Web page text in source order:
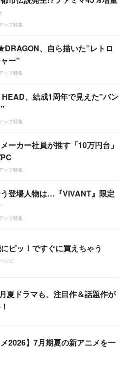
ップ特集
、自ら描いた”レトロ
ー”
ップ特集
、結成1周年で見えた”バン
ップ特集
メーカー社員が推す「10万円台」
ップ特集
登場人物は…『VIVANT』限定
ップ特集
ピッ！ですぐに買えちゃう
ンピ
夏ドラマも、注目作＆話題作が
メ2026】7月期夏の新アニメを一